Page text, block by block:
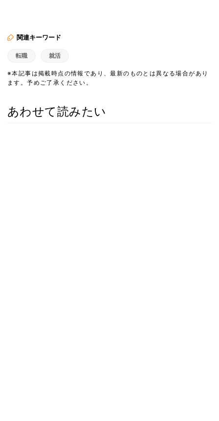
関連キーワード
転職 就活
※本記事は掲載時点の情報であり、最新のものとは異なる場合があり
ます。予めご了承ください。
あわせて読みたい